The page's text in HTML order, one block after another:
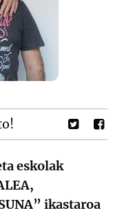
eskolak
ikastaroa